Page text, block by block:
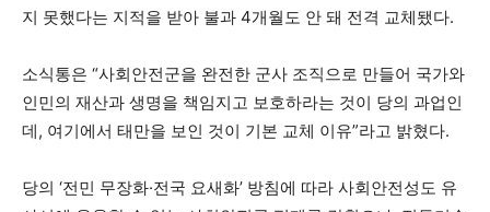
지 못했다는 지적을 받아 불과 4개월도 안 돼 전격 교체됐다.
소식통은 “사회안전군을 완전한 군사 조직으로 만들어 국가와
인민의 재산과 생명을 책임지고 보호하라는 것이 당의 과업인
데, 여기에서 태만을 보인 것이 기본 교체 이유”라고 밝혔다.
당의 ‘전민 무장화·전국 요새화’ 방침에 따라 사회안전성도 유